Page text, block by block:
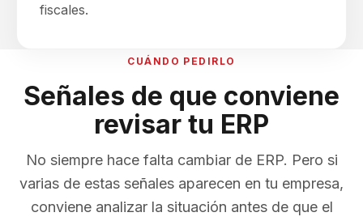
fiscales.
CUÁNDO PEDIRLO
Señales de que conviene
revisar tu ERP
No siempre hace falta cambiar de ERP. Pero si
varias de estas señales aparecen en tu empresa,
conviene analizar la situación antes de que el